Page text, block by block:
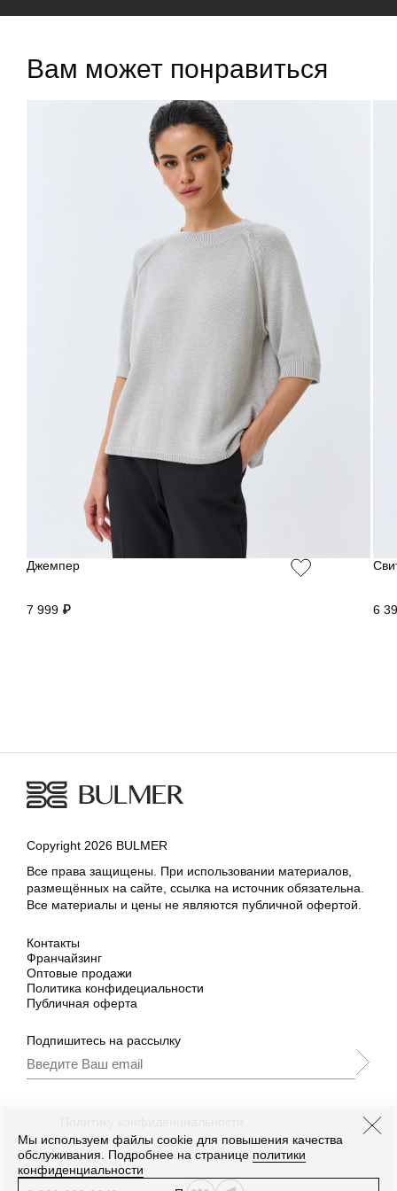
Вам может понравиться
Джемпер
7 999 ₽ 6
Copyright 2026 BULMER
Все права защищены. При использовании материалов,
размещённых на сайте, ссылка на источник обязательна.
Все материалы и цены не являются публичной офертой.
Контакты
Франчайзинг
Оптовые продажи
Политика конфидециальности
Публичная оферта
Подпишитесь на рассылку
промоакции.
Мы используем файлы cookie для повышения качества
обслуживания. Подробнее на странице политики
конфиденциальности